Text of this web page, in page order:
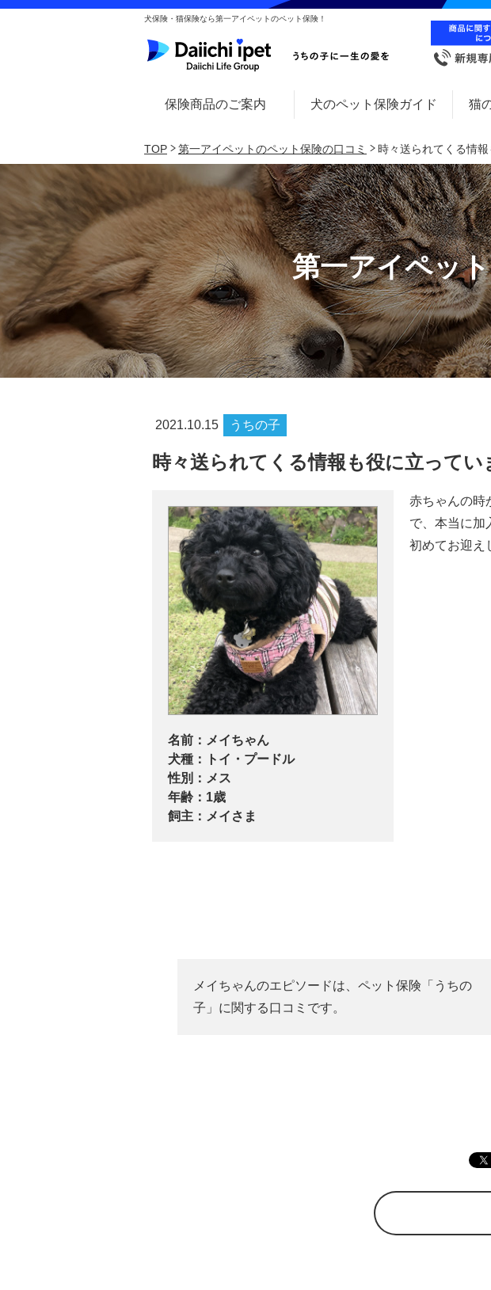
犬保険・猫保険なら第一アイペットのペット保険！
保険商品のご案内 犬のペット保険ガイド 猫
TOP 第一アイペットのペット保険の口コミ 時々送られてくる情
第一アイペッ
2021.10.15 うちの子
時々送られてくる情報も役に立ってい
名前： メイちゃん
犬種：
トイ・プードル
性別： メス
年齢： 1歳
飼主： メイさま
赤ちゃんの時
で、本当に加
初めてお迎え
メイちゃんのエピソードは、ペット保険「うちの
子」に関する口コミです。